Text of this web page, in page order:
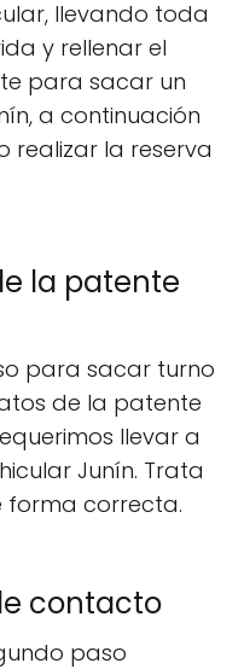
llevando toda
y rellenar el
para sacar un
a continuación
realizar la reserva
la patente
para sacar turno
de la patente
llevar a
Junín. Trata
forma correcta.
contacto
paso